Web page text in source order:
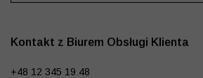
Kontakt z Biurem Obsługi Klienta
+48 12 345 19 48